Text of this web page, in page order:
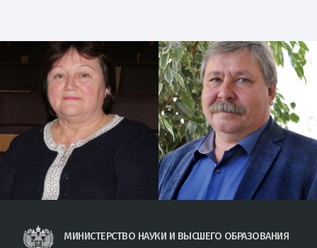
МИНИСТЕРСТВО НАУКИ И ВЫСШЕГО ОБРАЗОВАНИЯ